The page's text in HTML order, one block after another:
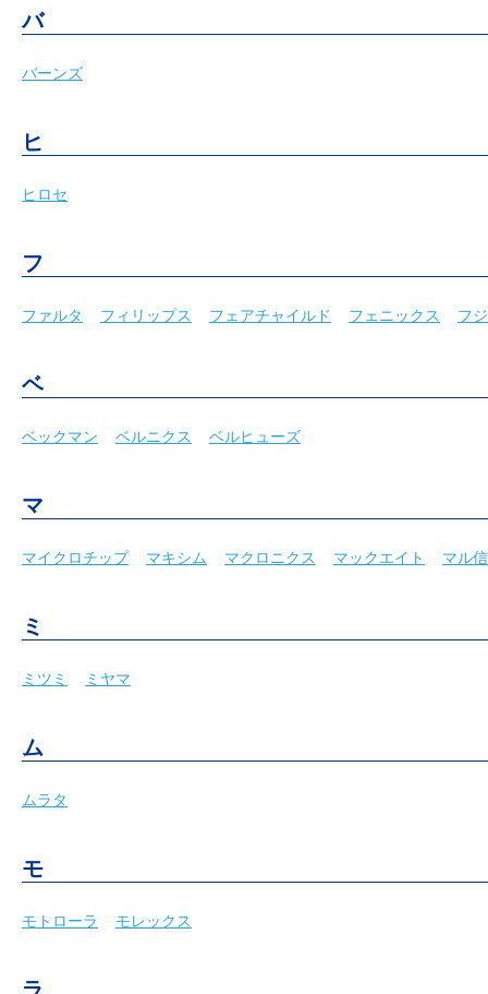
バ
バーンズ
ヒ
ヒロセ
フ
ファルタ フィリップス フェアチャイルド フェニックス フ
ベ
ベックマン ベルニクス ベルヒューズ
マ
マイクロチップ マキシム マクロニクス マックエイト マル信
ミ
ミツミ ミヤマ
ム
ムラタ
モ
モトローラ モレックス